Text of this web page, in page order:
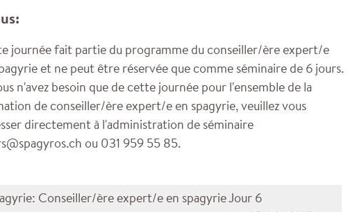
journée fait partie du programme du conseiller/ère expert/e
et ne peut être réservée que comme séminaire de 6 jours.
n'avez besoin que de cette journée pour l'ensemble de la
de conseiller/ère expert/e en spagyrie, veuillez vous
directement à l'administration de séminaire
ou 031 959 55 85.
Conseiller/ère expert/e en spagyrie Jour 6